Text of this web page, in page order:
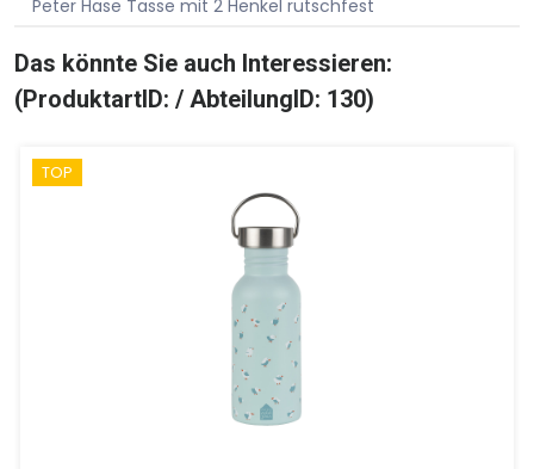
Peter Hase Tasse mit 2 Henkel rutschfest
Das könnte Sie auch Interessieren:
(ProduktartID: / AbteilungID: 130)
TOP